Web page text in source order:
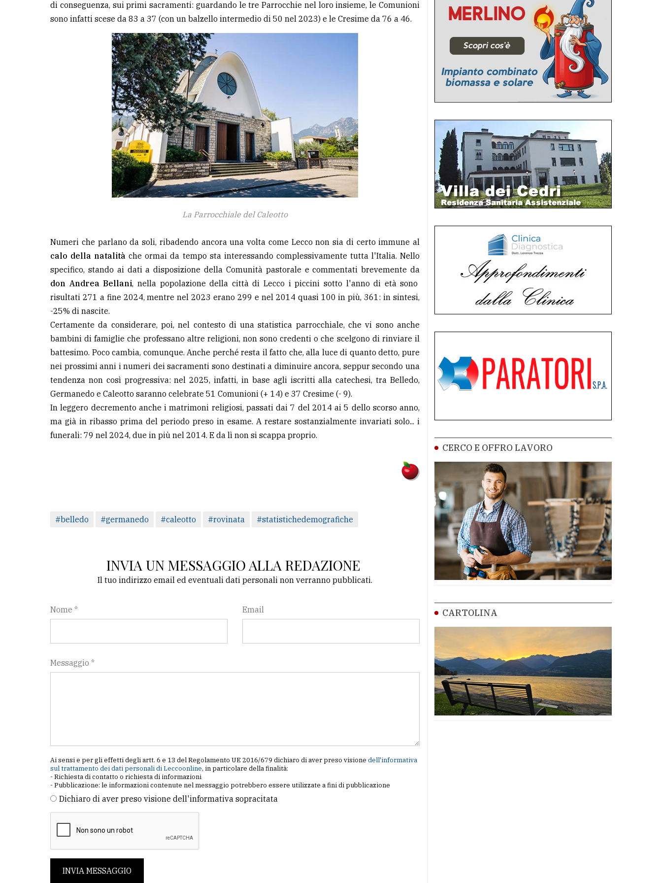
di conseguenza, sui primi sacramenti: guardando le tre Parrocchie nel loro insieme, le Comunioni
sono infatti scese da 83 a 37 (con un balzello intermedio di 50 nel 2023) e le Cresime da 76 a 46.
La Parrocchiale del Caleotto
Numeri che parlano da soli, ribadendo ancora una volta come Lecco non sia di certo immune al
calo della natalitàche ormai da tempo sta interessando complessivamente tutta l'Italia. Nello
specifico, stando ai dati a disposizione della Comunità pastorale e commentati brevemente da
don Andrea Bellani, nella popolazione della città di Lecco i piccini sotto l'anno di età sono
risultati 271 a fine 2024, mentre nel 2023 erano 299 e nel 2014 quasi 100 in più, 361: in sintesi,
-25% di nascite.
Certamente da considerare, poi, nel contesto di una statistica parrocchiale, che vi sono anche
bambini di famiglie che professano altre religioni, non sono credenti o che scelgono di rinviare il
battesimo. Poco cambia, comunque. Anche perché resta il fatto che, alla luce di quanto detto, pure
nei prossimi anni i numeri dei sacramenti sono destinati a diminuire ancora, seppur secondo una
tendenza non così progressiva: nel 2025, infatti, in base agli iscritti alla catechesi, tra Belledo,
Germanedo e Caleotto saranno celebrate 51 Comunioni (+ 14) e 37 Cresime (- 9).
In leggero decremento anche i matrimoni religiosi, passati dai 7 del 2014 ai 5 dello scorso anno,
ma già in ribasso prima del periodo preso in esame. A restare sostanzialmente invariati solo... i
funerali: 79 nel 2024, due in più nel 2014. E da lì non si scappa proprio.
#belledo #germanedo #caleotto #rovinata #statistichedemografiche
INVIA UN MESSAGGIO ALLA REDAZIONE
Il tuo indirizzo email ed eventuali dati personali non verranno pubblicati.
Nome * Email
Messaggio *
Ai sensi e per gli effetti degli artt. 6 e 13 del Regolamento UE 2016/679 dichiaro di aver preso visione dell'informativa
sul trattamento dei dati personali di Leccoonline, in particolare della finalità:
- Richiesta di contatto o richiesta di informazioni
- Pubblicazione: le informazioni contenute nel messaggio potrebbero essere utilizzate a fini di pubblicazione
Dichiaro di aver preso visione dell'informativa sopracitata
INVIA MESSAGGIO
CERCO E OFFRO LAVORO
CARTOLINA